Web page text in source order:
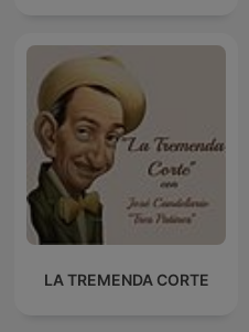
LA TREMENDA CORTE